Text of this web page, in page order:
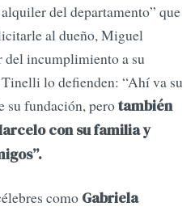
del departamento” que
al dueño, Miguel
del incumplimiento a su
lo defienden: “Ahí va su
su fundación, perotambién
con su familia y
como Gabriela